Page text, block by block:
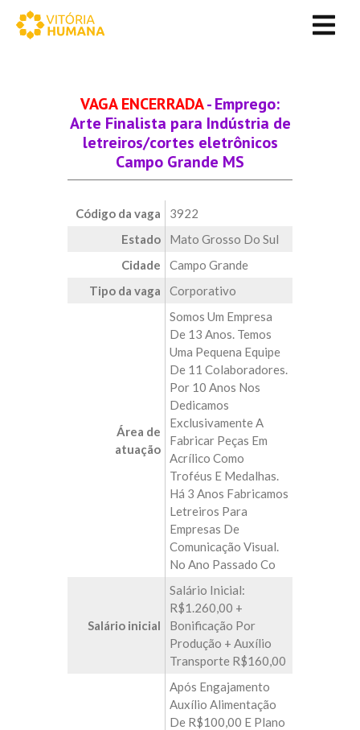
VAGA ENCERRADA- Emprego:
Arte Finalista para Indústria de
letreiros/cortes eletrônicos
Campo Grande MS
Código da vaga
3922
Estado
Mato Grosso Do Sul
Cidade
Campo Grande
Tipo da vaga
Corporativo
Área de
atuação
Somos Um Empresa
De 13 Anos. Temos
Uma Pequena Equipe
De 11 Colaboradores.
Por 10 Anos Nos
Dedicamos
Exclusivamente A
Fabricar Peças Em
Acrílico Como
Troféus E Medalhas.
Há 3 Anos Fabricamos
Letreiros Para
Empresas De
Comunicação Visual.
No Ano Passado Co
Salário inicial
Salário Inicial:
R$1.260,00 +
Bonificação Por
Produção + Auxílio
Transporte R$160,00
Após Engajamento
Auxílio Alimentação
De R$100,00 E Plano